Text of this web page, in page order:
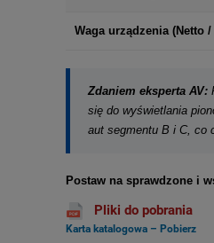
Waga urządzenia (Netto
Zdaniem eksperta AV:
się do wyświetlania
aut segmentu B i C, co
Postaw na sprawdzone i
Pliki do pobrania
Karta katalogowa – Pobierz